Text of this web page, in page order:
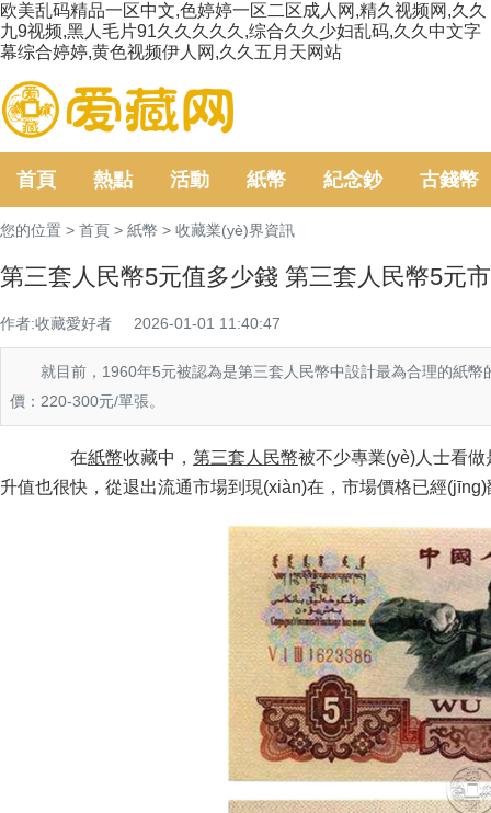
欧美乱码精品一区中文,色婷婷一区二区成人网,精久视频网,久久
九9视频,黑人毛片91久久久久久,综合久久少妇乱码,久久中文字
幕综合婷婷,黄色视频伊人网,久久五月天网站
首頁 熱點 活動 紙幣 紀念鈔 古錢幣
您的位置 > 首頁 > 紙幣 > 收藏業(yè)界資訊
第三套人民幣5元值多少錢 第三套人民幣5元
作者:收藏愛好者 2026-01-01 11:40:47
就目前，1960年5元被認為是第三套人民幣中設計最為合理的紙幣的
價：220-300元/單張。
在紙幣收藏中， 第三套人民幣被不少專業(yè)人士看做
升值也很快，從退出流通市場到現(xiàn)在，市場價格已經(jīng)